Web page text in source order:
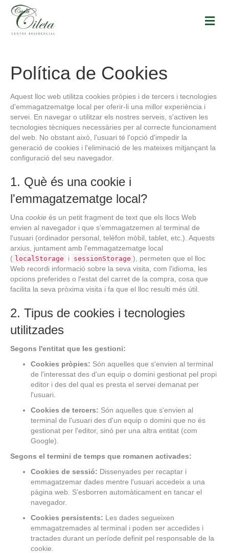
M
E
Política de Cookies
Aquest lloc web utilitza cookies pròpies i de tercers i tecnologies
d'emmagatzematge local per oferir-li una millor experiència i
servei. En navegar o utilitzar els nostres serveis, s'activen les
tecnologies tècniques necessàries per al correcte funcionament
del web. No obstant això, l'usuari té l'opció d'impedir la
generació de cookies i l'eliminació de les mateixes mitjançant la
configuració del seu navegador.
1. Què és una cookie i
l'emmagatzematge local?
Una cookie és un petit fragment de text que els llocs Web
envien al navegador i que s'emmagatzemen al terminal de
l'usuari (ordinador personal, telèfon mòbil, tablet, etc.). Aquests
arxius, juntament amb l'emmagatzematge local
( localStorage i sessionStorage ), permeten que el lloc
Web recordi informació sobre la seva visita, com l'idioma, les
opcions preferides o l'estat del carret de la compra, cosa que
facilita la seva pròxima visita i fa que el lloc resulti més útil.
2. Tipus de cookies i tecnologies
utilitzades
Segons l'entitat que les gestioni:
Cookies pròpies: Són aquelles que s'envien al terminal
de l'interessat des d'un equip o domini gestionat pel propi
editor i des del qual es presta el servei demanat per
l'usuari.
Cookies de tercers: Són aquelles que s'envien al
terminal de l'usuari des d'un equip o domini que no és
gestionat per l'editor, sinó per una altra entitat (com
Google).
Segons el termini de temps que romanen activades:
Cookies de sessió: Dissenyades per recaptar i
emmagatzemar dades mentre l'usuari accedeix a una
pàgina web. S'esborren automàticament en tancar el
navegador.
Cookies persistents: Les dades segueixen
emmagatzemades al terminal i poden ser accedides i
tractades durant un període definit pel responsable de la
cookie.